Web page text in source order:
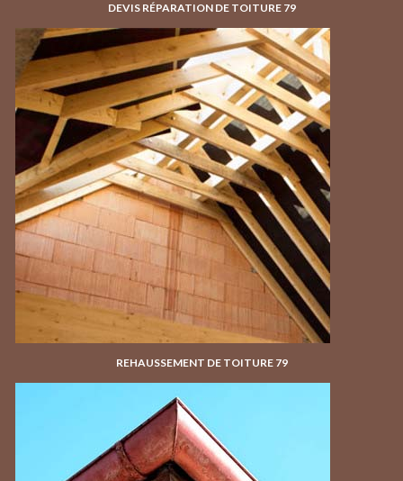
DEVIS RÉPARATION DE TOITURE 79
REHAUSSEMENT DE TOITURE 79